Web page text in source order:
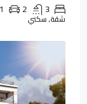
3
2
1
شقة, سكني